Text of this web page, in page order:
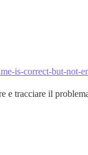
is-correct-but-not-
e tracciare il